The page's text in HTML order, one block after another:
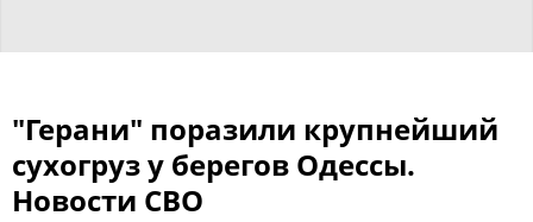
"Герани" поразили крупнейший
сухогруз у берегов Одессы.
Новости СВО